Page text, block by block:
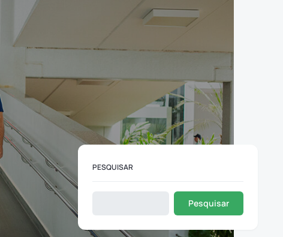
PESQUISAR
Pesquisar